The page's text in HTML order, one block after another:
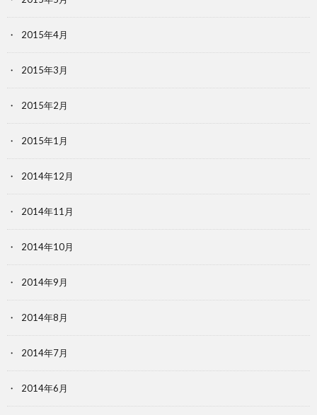
2015年4月
2015年3月
2015年2月
2015年1月
2014年12月
2014年11月
2014年10月
2014年9月
2014年8月
2014年7月
2014年6月